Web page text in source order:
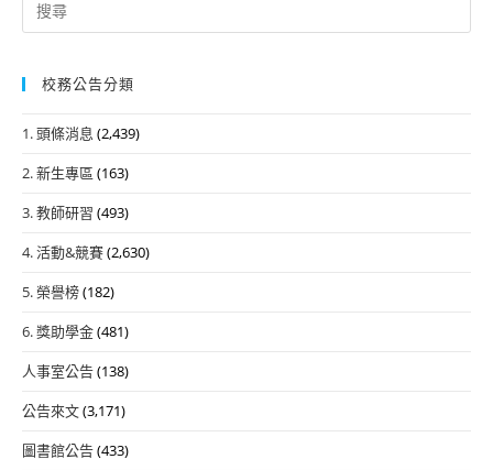
for:
校務公告分類
1. 頭條消息 (2,439)
2. 新生專區 (163)
3. 教師研習 (493)
4. 活動&競賽(2,630)
5. 榮譽榜(182)
6. 獎助學金(481)
人事室公告(138)
公告來文(3,171)
圖書館公告(433)